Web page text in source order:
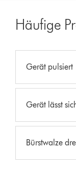
Häufige
Gerät pulsiert
Gerät lässt
Bürstwalze